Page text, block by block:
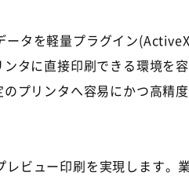
タを軽量プラグイン
タに直接印刷できる環境を
プリンタへ容易にかつ高精
ビュー印刷を実現します